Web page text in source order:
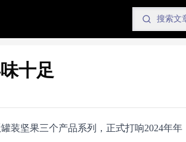
十足
装坚果三个产品系列，正式打响2024年年